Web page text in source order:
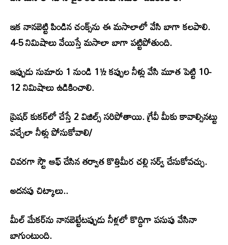
ఇక నానబెట్టి పిండిన చంక్స్‌ను ఈ మసాలాలో వేసి బాగా కలపాలి.
4-5 నిమిషాలు వేయిస్తే మసాలా బాగా పట్టిపోతుంది.
ఇప్పుడు సుమారు 1 నుండి 1½ కప్పుల నీళ్లు వేసి మూత పెట్టి 10-
12 నిమిషాలు ఉడికించాలి.
ప్రెషర్ కుకర్‌లో చేస్తే 2 విజిల్స్ సరిపోతాయి. గ్రేవీ మీకు కావాల్సినట్టు
వచ్చేలా నీళ్లు పోసుకోవాలి/
చివరగా స్టౌ ఆఫ్ చేసిన తర్వాత కొత్తిమీర చల్లి సర్వ్ చేసుకోవచ్చు.
అదనపు చిట్కాలు..
మీల్ మేకర్‌ను నానబెట్టేటప్పుడు నీళ్లలో కొద్దిగా పసుపు వేసినా
బాగుంటుంది.